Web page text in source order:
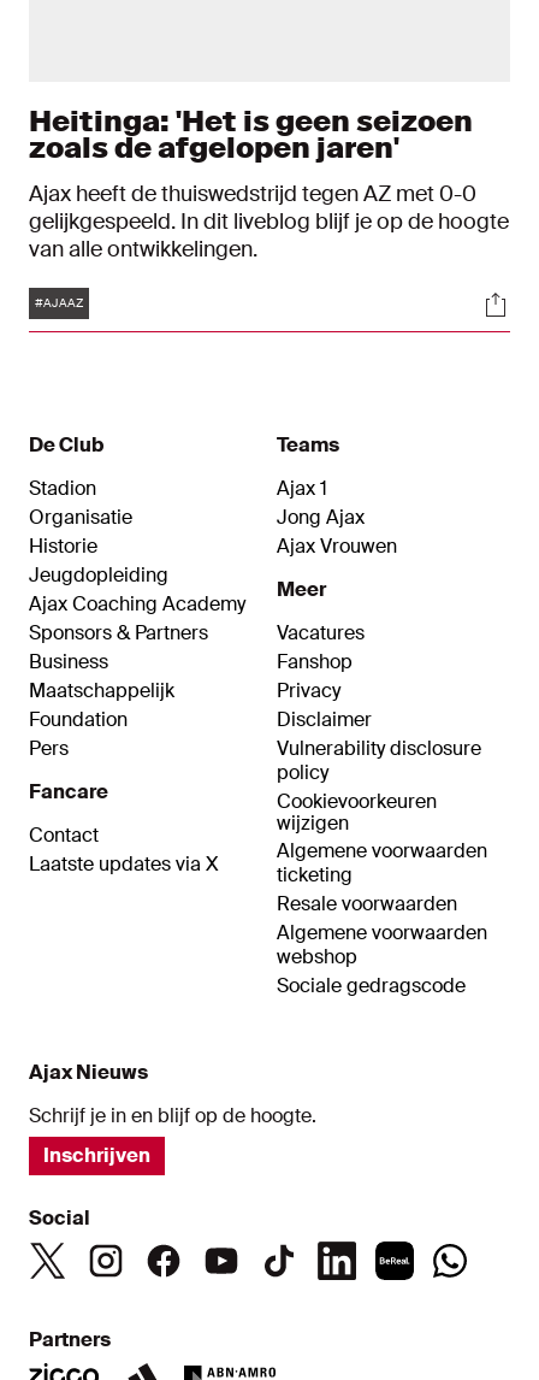
Heitinga: 'Het is geen seizoen
zoals de afgelopen jaren'
Ajax heeft de thuiswedstrijd tegen AZ met 0-0
gelijkgespeeld. In dit liveblog blijf je op de hoogte
van alle ontwikkelingen.
Tags
#AJAAZ
De Club
Stadion
Organisatie
Historie
Jeugdopleiding
Ajax Coaching Academy
Sponsors & Partners
Business
Maatschappelijk
Foundation
Pers
Fancare
Contact
Laatste updates via X
Teams
Ajax 1
Jong Ajax
Ajax Vrouwen
Meer
Vacatures
Fanshop
Privacy
Disclaimer
Vulnerability disclosure
policy
Cookievoorkeuren
wijzigen
Algemene voorwaarden
ticketing
Resale voorwaarden
Algemene voorwaarden
webshop
Sociale gedragscode
Ajax Nieuws
Schrijf je in en blijf op de hoogte.
Inschrijven
Social
Partners